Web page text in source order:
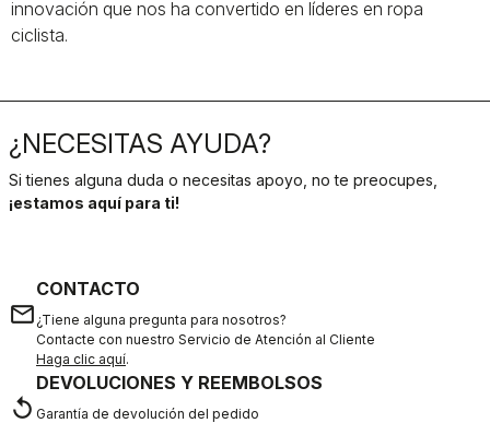
innovación que nos ha convertido en líderes en ropa
ciclista.
¿NECESITAS AYUDA?
Si tienes alguna duda o necesitas apoyo, no te preocupes,
¡estamos aquí para ti!
email
CONTACTO
¿Tiene alguna pregunta para nosotros?
Contacte con nuestro Servicio de Atención al Cliente
Haga clic aquí.
replay
DEVOLUCIONES Y REEMBOLSOS
Garantía de devolución del pedido